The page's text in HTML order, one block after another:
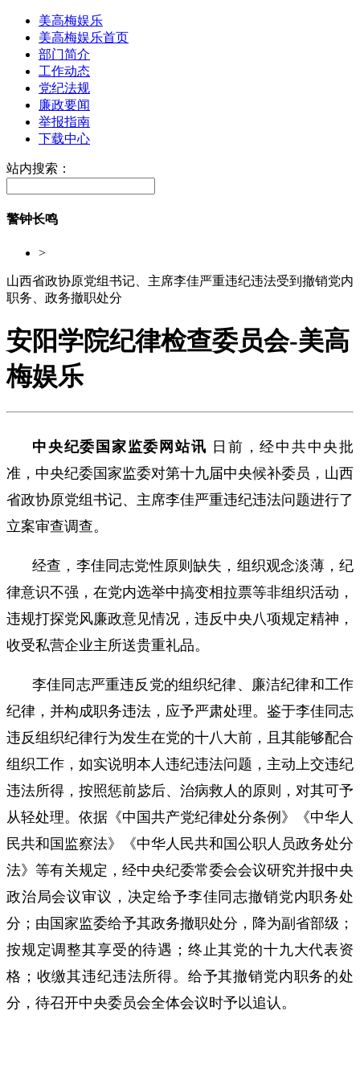
美高梅娱乐
美高梅娱乐首页
部门简介
工作动态
党纪法规
廉政要闻
举报指南
下载中心
站内搜索：
警钟长鸣
>
山西省政协原党组书记、主席李佳严重违纪违法受到撤销党内
职务、政务撤职处分
安阳学院纪律检查委员会-美高
梅娱乐
中央纪委国家监委网站讯 日前，经中共中央批
准，中央纪委国家监委对第十九届中央候补委员，山西
省政协原党组书记、主席李佳严重违纪违法问题进行了
立案审查调查。
经查，李佳同志党性原则缺失，组织观念淡薄，纪
律意识不强，在党内选举中搞变相拉票等非组织活动，
违规打探党风廉政意见情况，违反中央八项规定精神，
收受私营企业主所送贵重礼品。
李佳同志严重违反党的组织纪律、廉洁纪律和工作
纪律，并构成职务违法，应予严肃处理。鉴于李佳同志
违反组织纪律行为发生在党的十八大前，且其能够配合
组织工作，如实说明本人违纪违法问题，主动上交违纪
违法所得，按照惩前毖后、治病救人的原则，对其可予
从轻处理。依据《中国共产党纪律处分条例》《中华人
民共和国监察法》《中华人民共和国公职人员政务处分
法》等有关规定，经中央纪委常委会会议研究并报中央
政治局会议审议，决定给予李佳同志撤销党内职务处
分；由国家监委给予其政务撤职处分，降为副省部级；
按规定调整其享受的待遇；终止其党的十九大代表资
格；收缴其违纪违法所得。给予其撤销党内职务的处
分，待召开中央委员会全体会议时予以追认。